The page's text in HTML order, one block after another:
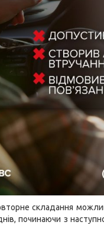
складання
починаючи з